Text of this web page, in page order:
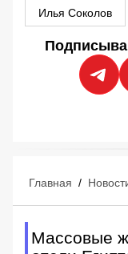
Илья Соколов
Главная /
Массовые